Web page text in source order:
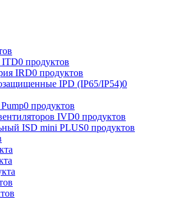
ITD0 продуктов
IRD0 продуктов
IPD (IP65/IP54)0
0 продуктов
IVD0 продуктов
ISD mini PLUS0 продуктов